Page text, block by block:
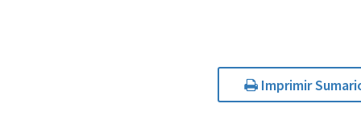
Imprimir